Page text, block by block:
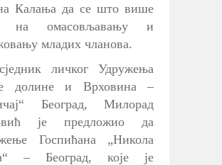
Калања да се што више
на омасовљавању и
младих чланова.
личког Удружења
долине и Врховина –
Београд, Милорад
је предложио да
Госпићана „Никола
– Београд, које је